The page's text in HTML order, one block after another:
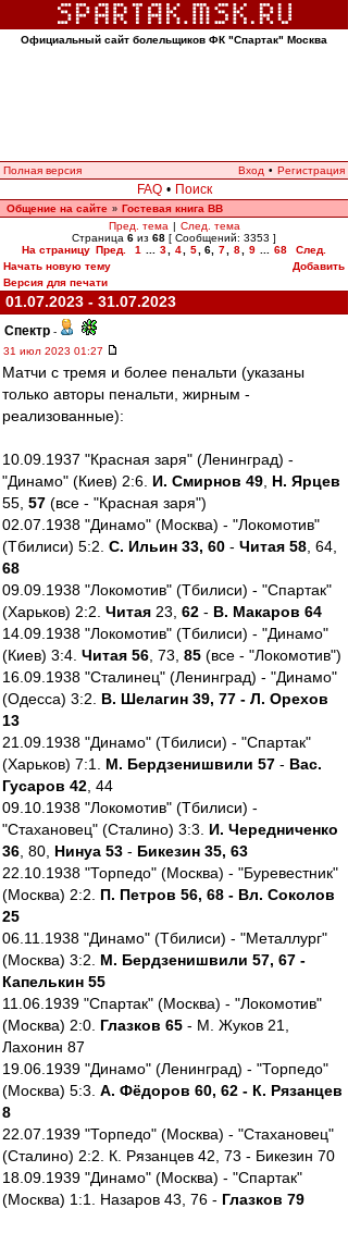
Официальный сайт болельщиков ФК "Спартак" Москва
Полная версия Вход • Регистрация
FAQ • Поиск
Общение на сайте » Гостевая книга ВВ
Пред. тема | След. тема
Страница 6 из 68 [ Сообщений: 3353 ]
На страницу Пред. 1 3 4 5 6 7 8 9 68
След.
Начать новую тему
Добавить
Версия для печати
01.07.2023 - 31.07.2023
Спектр -
31 июл 2023 01:27
Матчи с тремя и более пенальти (указаны
только авторы пенальти, жирным -
реализованные):
10.09.1937 "Красная заря" (Ленинград) -
"Динамо" (Киев) 2:6. И. Смирнов 49 Н. Ярцев
55, 57 (все - "Красная заря")
02.07.1938 "Динамо" (Москва) - "Локомотив"
(Тбилиси) 5:2. С. Ильин 33, 60 - Читая 58 , 64,
68
09.09.1938 "Локомотив" (Тбилиси) - "Спартак"
(Харьков) 2:2. Читая 23, 62 - В. Макаров 64
14.09.1938 "Локомотив" (Тбилиси) - "Динамо"
(Киев) 3:4. Читая 56 , 73, 85 (все - "Локомотив")
16.09.1938 "Сталинец" (Ленинград) - "Динамо"
(Одесса) 3:2. В. Шелагин 39, 77 - Л. Орехов
13
21.09.1938 "Динамо" (Тбилиси) - "Спартак"
(Харьков) 7:1. М. Бердзенишвили 57 - Вас.
Гусаров 42 , 44
09.10.1938 "Локомотив" (Тбилиси) -
"Стахановец" (Сталино) 3:3. И. Чередниченко
36 , 80, Нинуа 53 - Бикезин 35, 63
22.10.1938 "Торпедо" (Москва) - "Буревестник"
(Москва) 2:2. П. Петров 56, 68 - Вл. Соколов
25
06.11.1938 "Динамо" (Тбилиси) - "Металлург"
(Москва) 3:2. М. Бердзенишвили 57, 67 -
Капелькин 55
11.06.1939 "Спартак" (Москва) - "Локомотив"
(Москва) 2:0. Глазков 65 - М. Жуков 21,
Лахонин 87
19.06.1939 "Динамо" (Ленинград) - "Торпедо"
(Москва) 5:3. А. Фёдоров 60, 62 - К. Рязанцев
8
22.07.1939 "Торпедо" (Москва) - "Стахановец"
(Сталино) 2:2. К. Рязанцев 42, 73 - Бикезин 70
18.09.1939 "Динамо" (Москва) - "Спартак"
(Москва) 1:1. Назаров 43, 76 - Глазков 79